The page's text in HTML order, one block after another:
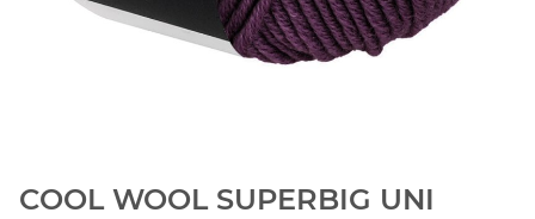
COOL WOOL SUPERBIG UNI